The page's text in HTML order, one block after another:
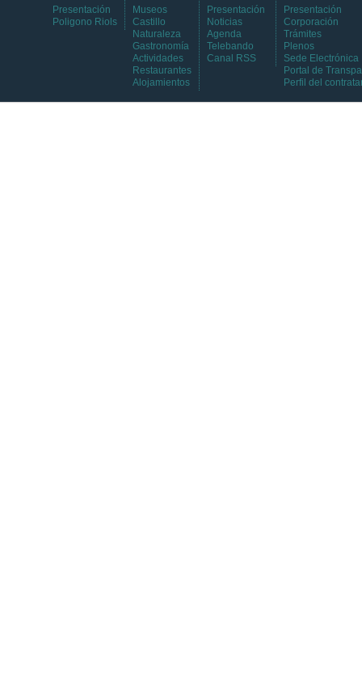
Presentación
Corporación
Trámites
Plenos
Sede Electrónica
Portal de
Perfil del
Presentación
Noticias
Agenda
Telebando
Canal RSS
Museos
Castillo
Naturaleza
Gastronomía
Actividades
Restaurantes
Alojamientos
Presentación
Poligono Riols